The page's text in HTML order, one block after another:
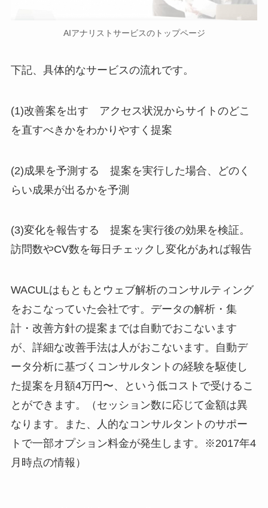
AIアナリストサービスのトップページ
下記、具体的なサービスの流れです。
(1)改善案を出す アクセス状況からサイトのどこ
を直すべきかをわかりやすく提案
(2)成果を予測する 提案を実行した場合、どのく
らい成果が出るかを予測
(3)変化を報告する 提案を実行後の効果を検証。
訪問数やCV数を毎日チェックし変化があれば報告
WACULはもともとウェブ解析のコンサルティング
をおこなっていた会社です。データの解析・集
計・改善方針の提案までは自動でおこないます
が、詳細な改善手法は人がおこないます。自動デ
ータ分析に基づくコンサルタントの経験を駆使し
た提案を月額4万円〜、という低コストで受けるこ
とができます。（セッション数に応じて金額は異
なります。また、人的なコンサルタントのサポー
トで一部オプション料金が発生します。※2017年4
月時点の情報）